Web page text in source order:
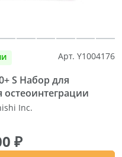
Арт. Y1004176
S Набор для
остеоинтеграции
Inc.
₽